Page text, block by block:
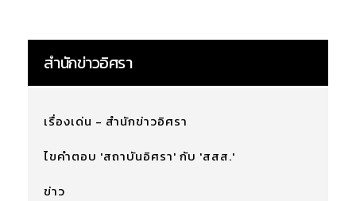
สำนักข่าวอิศรา
เรื่องเด่น - สำนักข่าวอิศรา
ไขคำตอบ 'สถาบันอิศรา' กับ 'สสส.'
ข่าว